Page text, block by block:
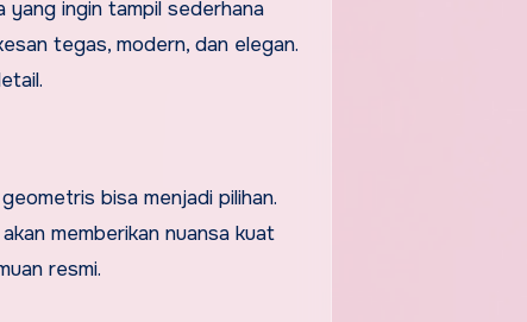
ingin tampil sederhana
tegas, modern, dan elegan.
bisa menjadi pilihan.
memberikan nuansa kuat
resmi.